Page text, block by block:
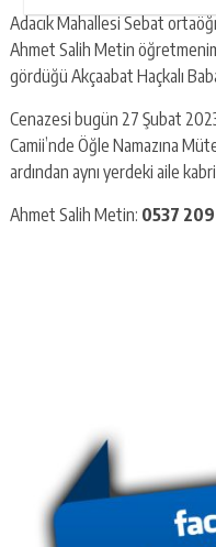
Adacık Mahallesi Sebat
Ahmet Salih Metin
gördüğü Akçaabat Haçkalı
Cenazesi bugün 27 Şubat
Camii’nde Öğle Namazına
ardından aynı yerdeki aile
Ahmet Salih Metin: 0537